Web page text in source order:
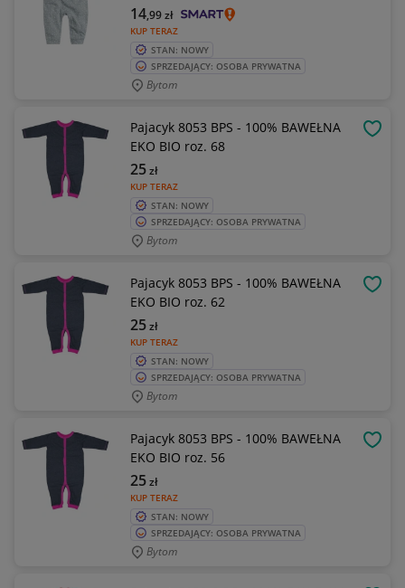
KUP TERAZ
14,99zł
STAN: NOWY
SPRZEDAJĄCY: OSOBA PRYWATNA
Bytom
Pajacyk 8053 BPS - 100% BAWEŁNA
EKO BIO roz. 68
KUP TERAZ
25zł
STAN: NOWY
SPRZEDAJĄCY: OSOBA PRYWATNA
Bytom
Pajacyk 8053 BPS - 100% BAWEŁNA
EKO BIO roz. 62
KUP TERAZ
25zł
STAN: NOWY
SPRZEDAJĄCY: OSOBA PRYWATNA
Bytom
Pajacyk 8053 BPS - 100% BAWEŁNA
EKO BIO roz. 56
KUP TERAZ
25zł
STAN: NOWY
SPRZEDAJĄCY: OSOBA PRYWATNA
Bytom